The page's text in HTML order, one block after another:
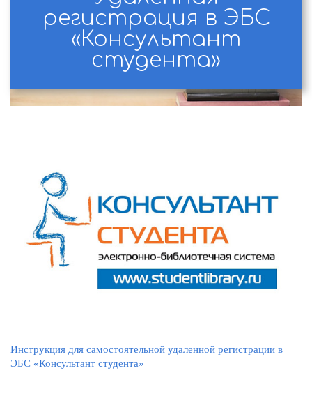
регистрация в ЭБС
«Консультант
студента»
Инструкция для самостоятельной удаленной регистрации в
ЭБС «Консультант студента»